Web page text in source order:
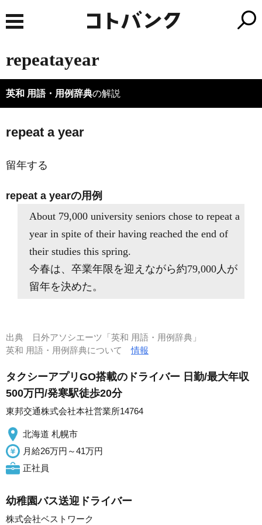
repeatayear
英和 用語・用例辞典の解説
repeat a year
留年する
repeat a yearの用例
About 79,000 university seniors chose to repeat a
year in spite of their having reached the end of
their studies this spring.
今春は、卒業年限を迎えながら約79,000人が
留年を決めた。
出典
日外アソシエーツ「英和 用語・用例辞典」
英和 用語・用例辞典について情報
タクシーアプリGO搭載のドライバー 日勤/最大年収
500万円/発寒駅徒歩20分
東邦交通株式会社本社営業所14764
北海道 札幌市
月給26万円～41万円
正社員
幼稚園バス送迎ドライバー
株式会社ベストワーク